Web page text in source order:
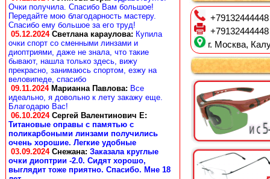
Очки получила. Спасибо Вам большое!
Передайте мою благодарность мастеру.
Спасибо ему большое за его труд!
05.12.2024 Светлана караулова: Купила
очки спорт со сменными линзами и
диоптриями, даже не знала, что такие
бывают, нашла только здесь, вижу
прекрасно, занимаюсь спортом, езжу на
веловипеде, спасибо
09.11.2024 Марианна Павлова: Все
идеально, я довольно к лету закажу еще.
Благодарю Вас!
06.10.2024 Сергей Валентинович Е:
Титановые оправы с памятью с
поликарбоными линзами получились
очень хорошие. Легкие удобные
03.09.2024 Снежана: Заказала круглые
очки диоптрии -2.0. Сидят хорошо,
выглядит тоже приятно. Спасибо. Мне 18
+79132444448
+79132444448
г. Москва,